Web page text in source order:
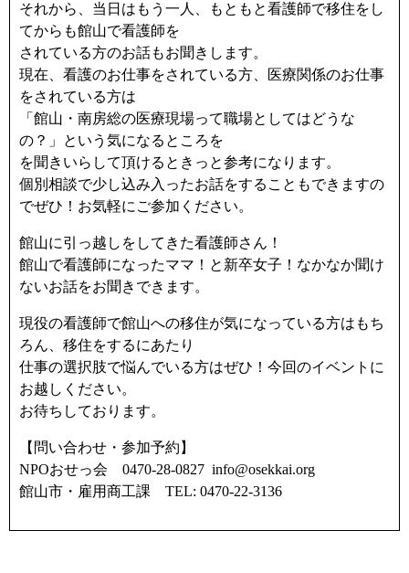
それから、当日はもう一人、もともと看護師で移住をし
てからも館山で看護師を
されている方のお話もお聞きします。
現在、看護のお仕事をされている方、医療関係のお仕事
をされている方は
「館山・南房総の医療現場って職場としてはどうな
の？」という気になるところを
を聞きいらして頂けるときっと参考になります。
個別相談で少し込み入ったお話をすることもできますの
でぜひ！お気軽にご参加ください。
館山に引っ越しをしてきた看護師さん！
館山で看護師になったママ！と新卒女子！なかなか聞け
ないお話をお聞きできます。
現役の看護師で館山への移住が気になっている方はもち
ろん、移住をするにあたり
仕事の選択肢で悩んでいる方はぜひ！今回のイベントに
お越しください。
お待ちしております。
【問い合わせ・参加予約】
NPOおせっ会 0470-28-0827 info@osekkai.org
館山市・雇用商工課 TEL: 0470-22-3136